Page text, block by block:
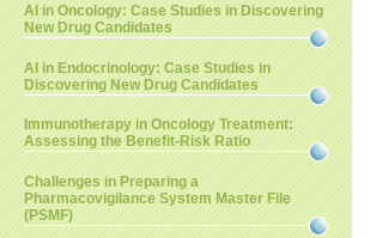
AI in Oncology: Case Studies in Discovering
New Drug Candidates
AI in Endocrinology: Case Studies in
Discovering New Drug Candidates
Immunotherapy in Oncology Treatment:
Assessing the Benefit-Risk Ratio
Challenges in Preparing a
Pharmacovigilance System Master File
(PSMF)